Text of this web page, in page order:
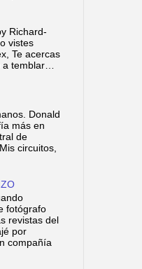
Richard-
vistes
Te acercas
temblar…
Donald
más en
de
circuitos,
fotógrafo
revistas del
por
compañía